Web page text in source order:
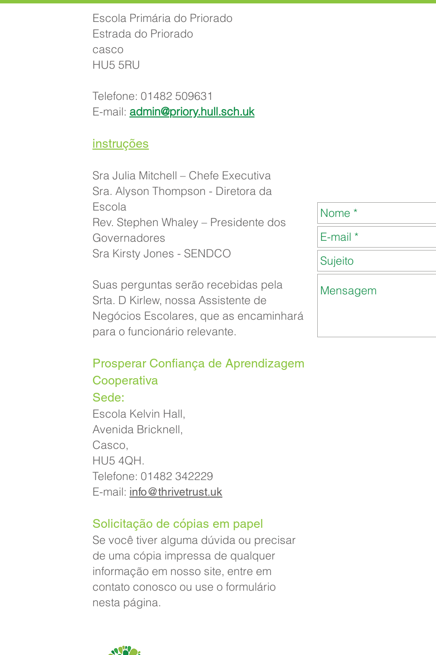
Escola Primária do Priorado
Estrada do Priorado
casco
HU5 5RU
Telefone: 01482 509631
E-mail: admin@priory.hull.sch.uk
instruções
Sra Julia Mitchell – Chefe Executiva
Sra. Alyson Thompson - Diretora da
Escola
Rev. Stephen Whaley – Presidente dos
Governadores
Sra Kirsty Jones - SENDCO
Suas perguntas serão recebidas pela
Srta. D Kirlew, nossa Assistente de
Negócios Escolares, que as encaminhará
para o funcionário relevante.
Prosperar Confiança de Aprendizagem
Cooperativa
Sede:
Escola Kelvin Hall,
Avenida Bricknell,
Casco,
HU5 4QH.
Telefone: 01482 342229
E-mail: info@thrivetrust.uk
Solicitação de cópias em papel
Se você tiver alguma dúvida ou precisar
de uma cópia impressa de qualquer
informação em nosso site, entre em
contato conosco ou use o formulário
nesta página.